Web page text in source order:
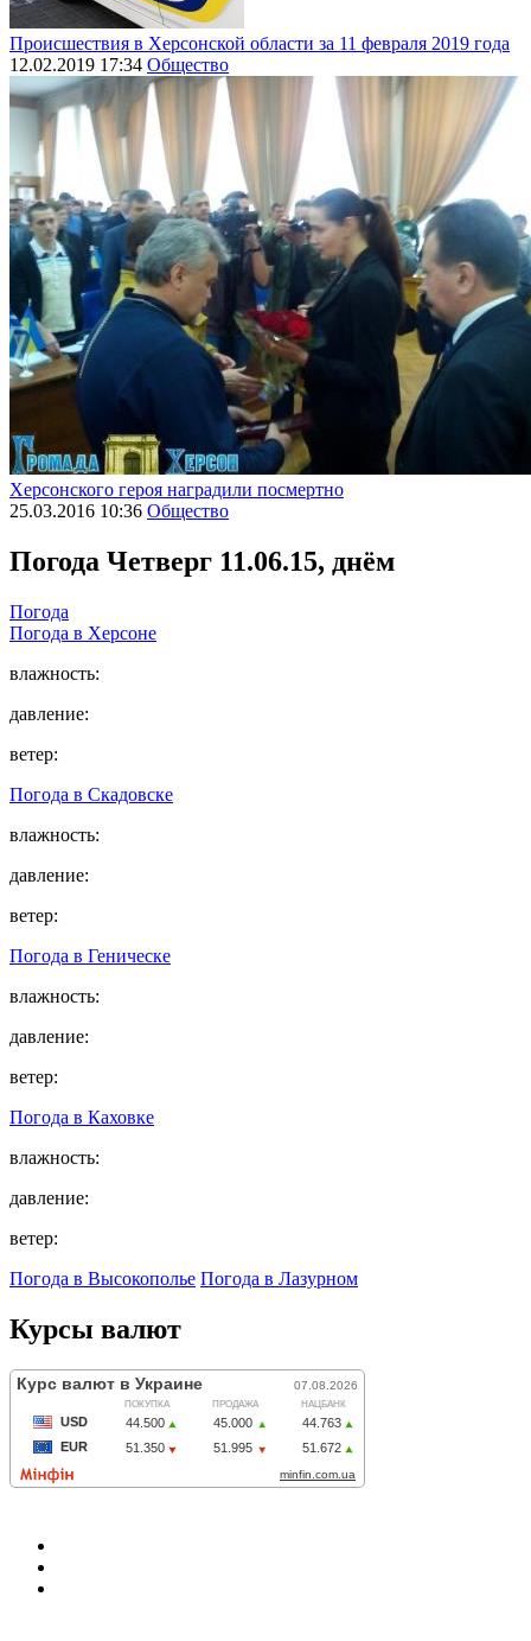
Происшествия в Херсонской области за 11 февраля 2019 года
12.02.2019 17:34 Общество
Херсонского героя наградили посмертно
25.03.2016 10:36 Общество
Погода Четверг 11.06.15, днём
Погода
Погода в Херсоне
влажность:
давление:
ветер:
Погода в Скадовске
влажность:
давление:
ветер:
Погода в Геническе
влажность:
давление:
ветер:
Погода в Каховке
влажность:
давление:
ветер:
Погода в Высокополье Погода в Лазурном
Курсы валют